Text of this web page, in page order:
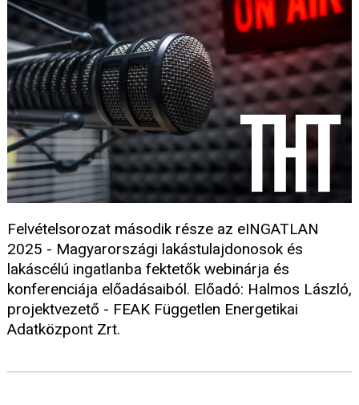
Felvételsorozat második része az eINGATLAN
2025 - Magyarországi lakástulajdonosok és
lakáscélú ingatlanba fektetők webinárja és
konferenciája előadásaiból. Előadó: Halmos László,
projektvezető - FEAK Független Energetikai
Adatközpont Zrt.